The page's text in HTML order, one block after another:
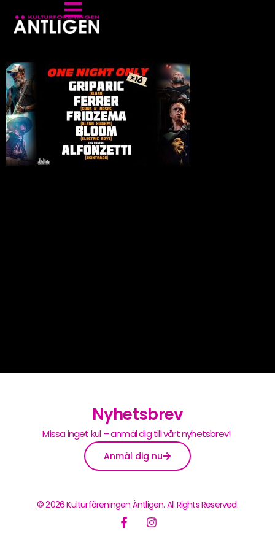
Nyhetsbrev
Missa inget kul – anmäl dig till vårt nyhetsbrev!
Anmäl dig nu
© 2026 Kulturföreningen Äntligen. All Rights Reserved.